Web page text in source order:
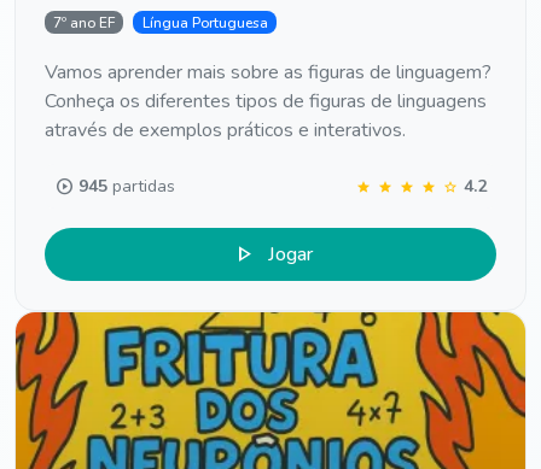
7º ano EF Língua Portuguesa
Vamos aprender mais sobre as figuras de linguagem?
Conheça os diferentes tipos de figuras de linguagens
através de exemplos práticos e interativos.
play_circle 945 partidas star star star star star 4.2
play_arrow Jogar